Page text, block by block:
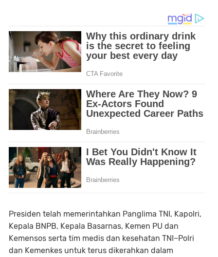
Presiden telah memerintahkan Panglima TNI, Kapolri,
Kepala BNPB, Kepala Basarnas, Kemen PU dan
Kemensos serta tim medis dan kesehatan TNI–Polri
dan Kemenkes untuk terus dikerahkan dalam